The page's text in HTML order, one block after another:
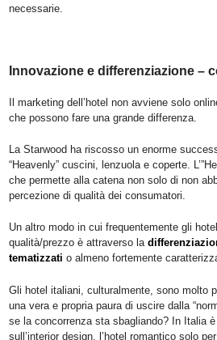
necessarie.
Innovazione e differenziazione –
Il marketing dell’hotel non avviene solo
che possono fare una grande differenza.
La Starwood ha riscosso un enorme
“Heavenly” cuscini, lenzuola e coperte.
che permette alla catena non solo di non
percezione di qualità dei consumatori.
Un altro modo in cui frequentemente gli
qualità/prezzo è attraverso la
tematizzati o almeno fortemente
Gli hotel italiani, culturalmente, sono molto
una vera e propria paura di uscire dalla
se la concorrenza sta sbagliando? In Italia
sull’interior design, l’hotel romantico solo